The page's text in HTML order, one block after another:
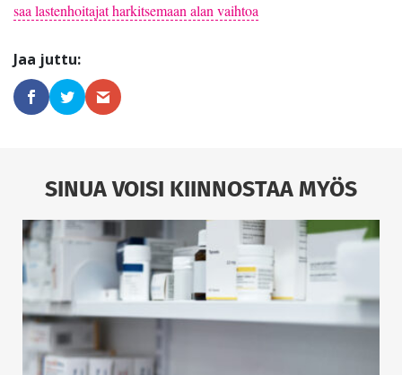
saa lastenhoitajat harkitsemaan alan vaihtoa
SINUA VOISI KIINNOSTAA MYÖS